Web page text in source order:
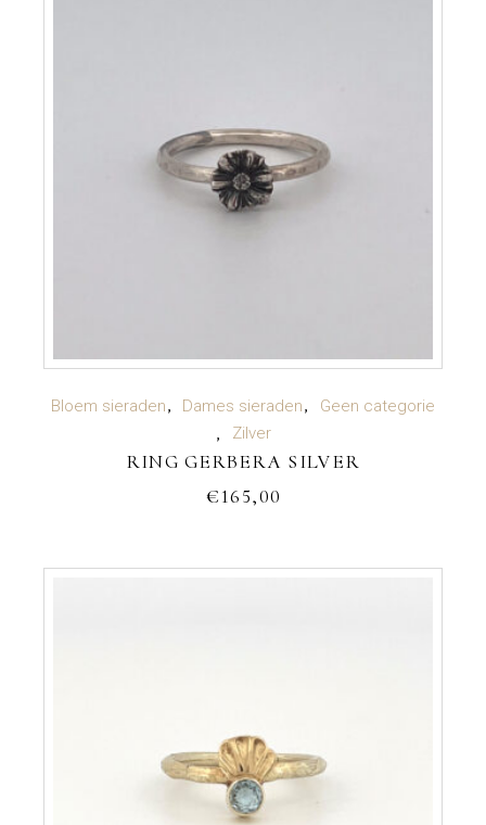
TOEVOEGEN AAN WINKELWAGEN
Bloem sieraden Dames sieraden
Geen categorie
Zilver
RING GERBERA SILVER
€165,00